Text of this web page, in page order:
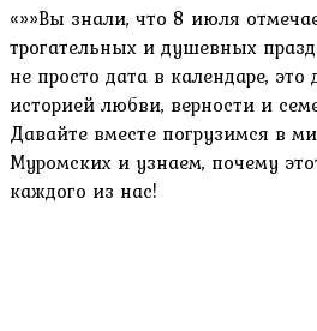
«»»Вы знали, что 8 июля
трогательных и душевных
не просто дата в календаре,
историей любви, верности и
Давайте вместе погрузимся в
Муромских и узнаем, почему
каждого из нас!